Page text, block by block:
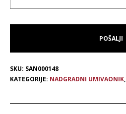
SKU: SAN000148
KATEGORIJE: NADGRADNI UMIVAONIK,